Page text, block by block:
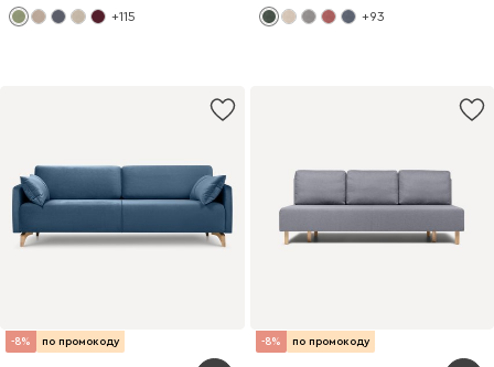
+115 +93
-8% по промокоду -8% по промокоду